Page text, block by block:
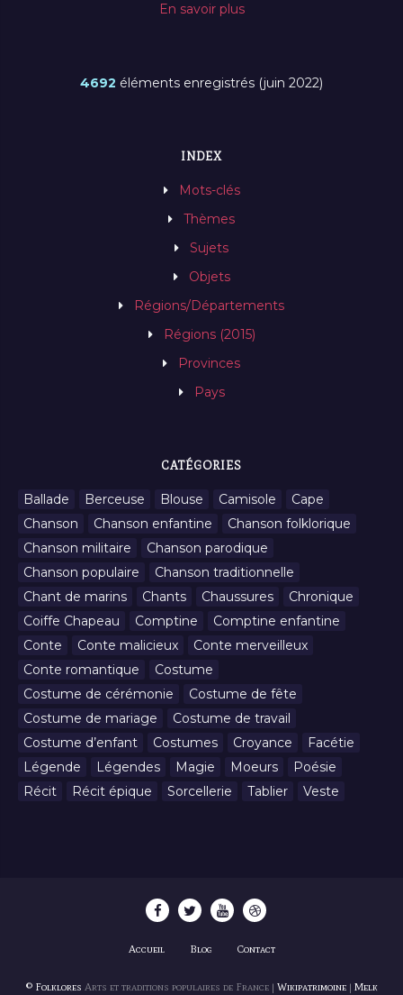
En savoir plus
4692 éléments enregistrés (juin 2022)
INDEX
Mots-clés
Thèmes
Sujets
Objets
Régions/Départements
Régions (2015)
Provinces
Pays
CATÉGORIES
Ballade Berceuse Blouse Camisole
Cape
Chanson
Chanson enfantine
Chanson folklorique
Chanson militaire
Chanson parodique
Chanson populaire
Chanson traditionnelle
Chant de marins
Chants Chaussures
Chronique
Coiffe Chapeau
Comptine
Comptine enfantine
Conte
Conte malicieux
Conte merveilleux
Conte romantique
Costume
Costume de cérémonie
Costume de fête
Costume de mariage
Costume de travail
Costume d’enfant
Costumes Croyance
Facétie
Légende
Légendes Magie Moeurs
Poésie
Récit
Récit épique Sorcellerie Tablier Veste
Accueil Blog Contact
© Folklores Arts et traditions populaires de France | Wikipatrimoine| Melk